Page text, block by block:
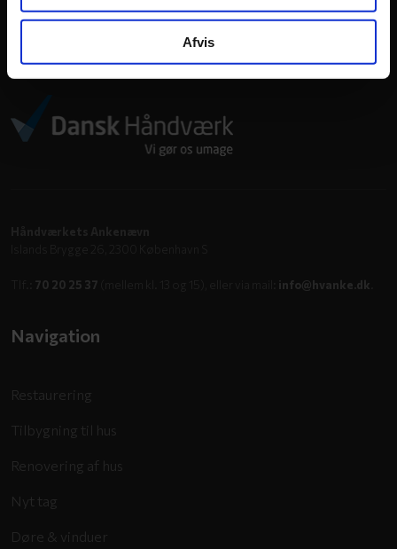
Afvis
70 20 25 37 info@hvanke.dk
Navigation​
Restaurering
Tilbygning til hus
Renovering af hus
Nyt tag
Døre & vinduer